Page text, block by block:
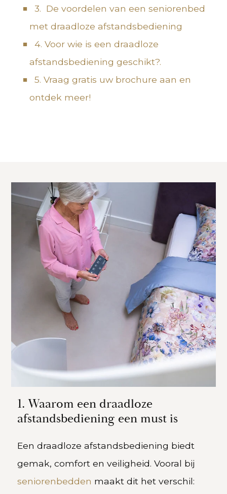
3. De voordelen van een seniorenbed
met draadloze afstandsbediening
4. Voor wie is een draadloze
afstandsbediening geschikt?.
5. Vraag gratis uw brochure aan en
ontdek meer!
1. Waarom een draadloze
afstandsbediening een must is
Een draadloze afstandsbediening biedt
gemak, comfort en veiligheid. Vooral bij
seniorenbedden maakt dit het verschil: